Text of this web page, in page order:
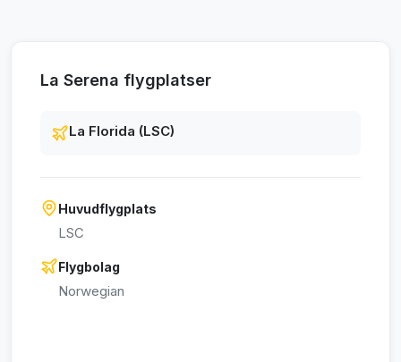
La Serena flygplatser
La Florida (LSC)
Huvudflygplats
LSC
Flygbolag
Norwegian